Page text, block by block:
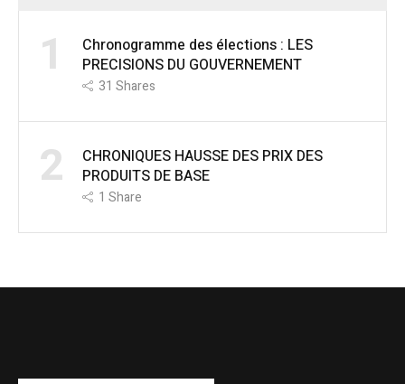
1
Chronogramme des élections : LES
PRECISIONS DU GOUVERNEMENT
31 Shares
2
CHRONIQUES HAUSSE DES PRIX DES
PRODUITS DE BASE
1 Share